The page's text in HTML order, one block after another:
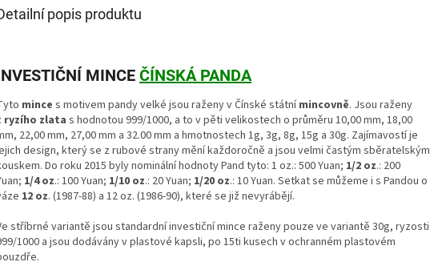
popis produktu
MINCE ČÍNSKÁ PANDA
mince s motivem pandy velké jsou raženy v Čínské státnímincovně. Jsou raženy
ryzího zlata s hodnotou 999/1000, a to v pěti velikostech o průměru 10,00 mm, 18,00
22,00 mm, 27,00 mm a 32.00 mm a hmotnostech 1g, 3g, 8g, 15g a 30g. Zajímavostí je
design, který se z rubové strany mění každoročně a jsou velmi častým sběratelským
Do roku 2015 byly nominální hodnoty Pand tyto: 1 oz.: 500 Yuan; 1/2 oz.: 200
1/4 oz.: 100 Yuan; 1/10 oz.: 20 Yuan; 1/20 oz.: 10 Yuan. Setkat se můžeme i s Pandou o
12 oz. (1987-88) a 12 oz. (1986-90), které se již nevyrábějí.
stříbrné variantě jsou standardní investiční mince raženy pouze ve variantě 30g, ryzosti
1000 a jsou dodávány v plastové kapsli, po 15ti kusech v ochranném plastovém